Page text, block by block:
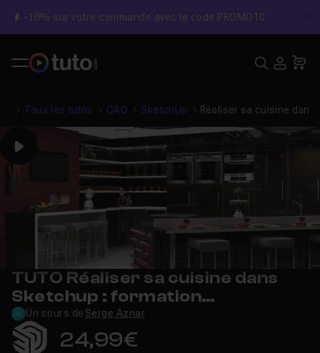
-10% sur votre commande avec le code PROMO10
Tous les tutos CAO SketchUp Réaliser sa cuisine
Play
TUTO Réaliser sa cuisine dans
Sketchup : formation
aménagement d'intérieur
Un cours de Serge Aznar
24,99€